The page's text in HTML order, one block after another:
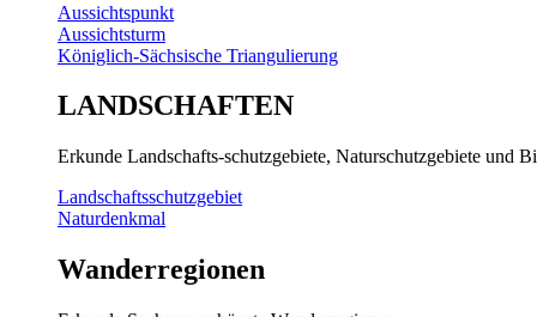
Aussichtspunkt
Aussichtsturm
Königlich-Sächsische Triangulierung
LANDSCHAFTEN
Erkunde Landschafts-schutzgebiete, Naturschutzgebiete und
Landschaftsschutzgebiet
Naturdenkmal
Wanderregionen